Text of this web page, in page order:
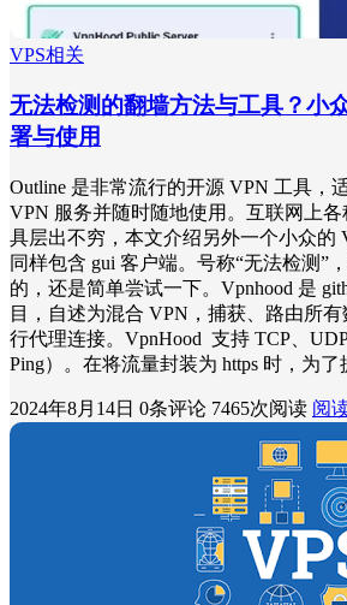
VPS相关
无法检测的翻墙方法与工具？小
署与使用
Outline 是非常流行的开源 VPN 工具，
VPN 服务并随时随地使用。互联网上
具层出不穷，本文介绍另外一个小众的
同样包含 gui 客户端。号称“无法检测”
的，还是简单尝试一下。Vpnhood 是
目，自述为混合 VPN，捕获、路由所有
行代理连接。VpnHood 支持 TCP、
Ping）。在将流量封装为 https 时，为
2024年8月14日 0条评论 7465次阅读 阅